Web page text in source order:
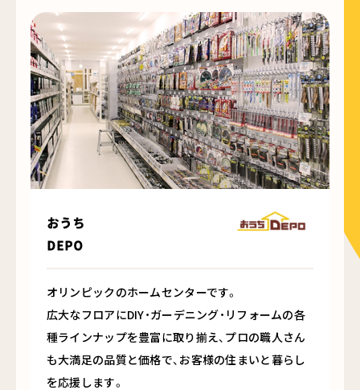
おうち
DEPO
オリンピックのホームセンターです。
広大なフロアにDIY・ガーデニング・リフォームの各
種ラインナップを豊富に取り揃え、プロの職人さん
も大満足の品質と価格で、お客様の住まいと暮らし
を応援します。